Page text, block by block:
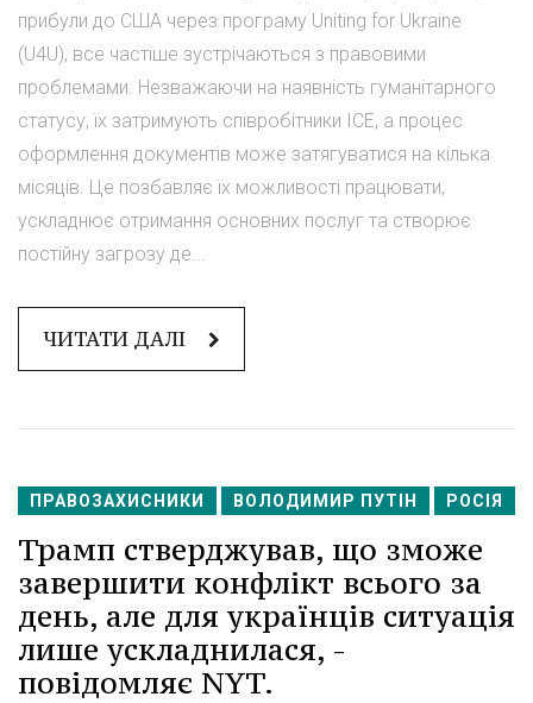
прибули до США через програму Uniting for Ukraine
(U4U), все частіше зустрічаються з правовими
проблемами. Незважаючи на наявність гуманітарного
статусу, їх затримують співробітники ICE, а процес
оформлення документів може затягуватися на кілька
місяців. Це позбавляє їх можливості працювати,
ускладнює отримання основних послуг та створює
постійну загрозу де...
ЧИТАТИ ДАЛІ
ПРАВОЗАХИСНИКИ ВОЛОДИМИР ПУТІН РОСІЯ
Трамп стверджував, що зможе
завершити конфлікт всього за
день, але для українців ситуація
лише ускладнилася, -
повідомляє NYT.